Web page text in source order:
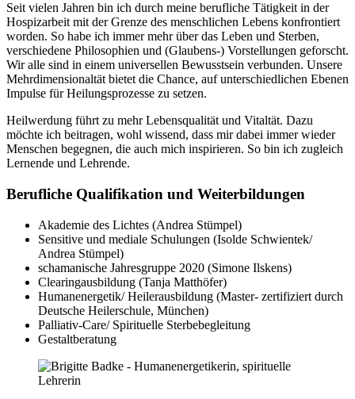
Seit vielen Jahren bin ich durch meine berufliche Tätigkeit in der
Hospizarbeit mit der Grenze des menschlichen Lebens konfrontiert
worden. So habe ich immer mehr über das Leben und Sterben,
verschiedene Philosophien und (Glaubens-) Vorstellungen geforscht.
Wir alle sind in einem universellen Bewusstsein verbunden. Unsere
Mehrdimensionaltät bietet die Chance, auf unterschiedlichen Ebenen
Impulse für Heilungsprozesse zu setzen.
Heilwerdung führt zu mehr Lebensqualität und Vitaltät. Dazu
möchte ich beitragen, wohl wissend, dass mir dabei immer wieder
Menschen begegnen, die auch mich inspirieren. So bin ich zugleich
Lernende und Lehrende.
Berufliche Qualifikation und Weiterbildungen
Akademie des Lichtes (Andrea Stümpel)
Sensitive und mediale Schulungen (Isolde Schwientek/
Andrea Stümpel)
schamanische Jahresgruppe 2020 (Simone Ilskens)
Clearingausbildung (Tanja Matthöfer)
Humanenergetik/ Heilerausbildung (Master- zertifiziert durch
Deutsche Heilerschule, München)
Palliativ-Care/ Spirituelle Sterbebegleitung
Gestaltberatung